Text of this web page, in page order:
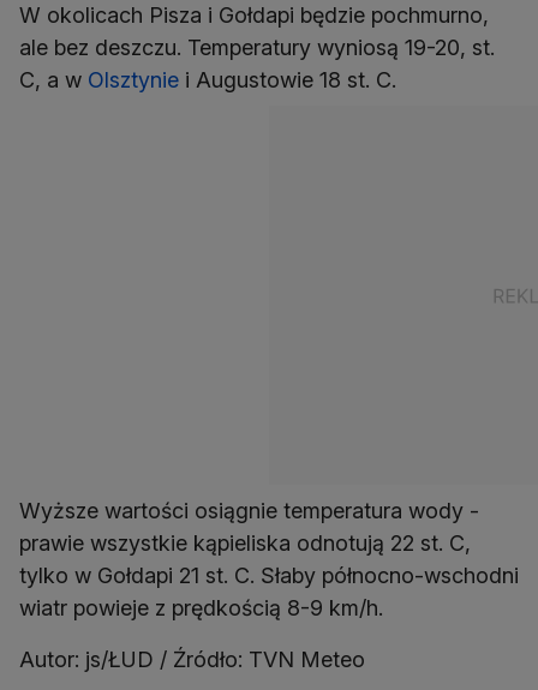
W okolicach Pisza i Gołdapi będzie pochmurno,
ale bez deszczu. Temperatury wyniosą 19-20, st.
C, a w Olsztynie i Augustowie 18 st. C.
Wyższe wartości osiągnie temperatura wody -
prawie wszystkie kąpieliska odnotują 22 st. C,
tylko w Gołdapi 21 st. C. Słaby północno-wschodni
wiatr powieje z prędkością 8-9 km/h.
Autor: js/ŁUD / Źródło: TVN Meteo